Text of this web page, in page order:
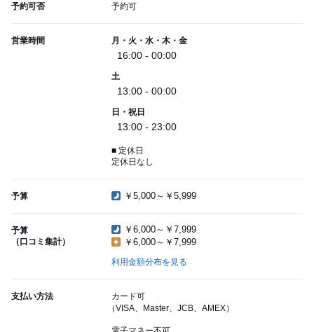
予約可否 予約可
営業時間 月・火・水・木・金
16:00 - 00:00
土
13:00 - 00:00
日・祝日
13:00 - 23:00
■ 定休日
定休日なし
予算 ￥5,000～￥5,999
予算
（口コミ集計）
￥6,000～￥7,999
￥6,000～￥7,999
利用金額分布を見る
支払い方法
カード可
（VISA、Master、JCB、AMEX）